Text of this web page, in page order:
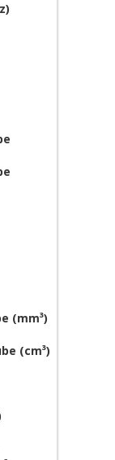
(mm³)
(cm³)